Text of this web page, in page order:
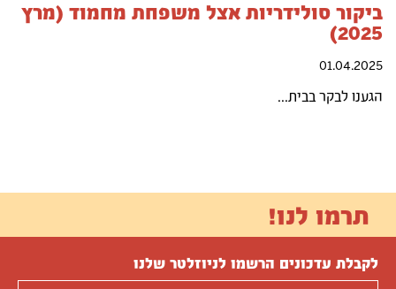
ביקור סולידריות אצל משפחת מחמוד (מרץ
2025)
01.04.2025
הגענו לבקר בבית...
תרמו לנו!
לקבלת עדכונים הרשמו לניוזלטר שלנו